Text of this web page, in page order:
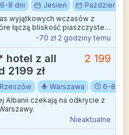
6-8 dni Jesień
Październik
wyjątkowych wczasów z
łączą bliskość piaszczystej
-70 zł 2 godziny temu
hotel z all
2199 zł
2 199
Rzeszów Warszawa
6-8 dni
Albanii czekają na odkrycie z
Nieaktualne